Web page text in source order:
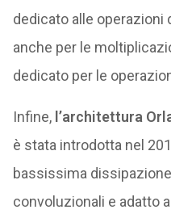
dedicato alle operazioni
anche per le
dedicato per le
Infine, l’architettura
è stata introdotta nel
bassissima
convoluzionali e adatto